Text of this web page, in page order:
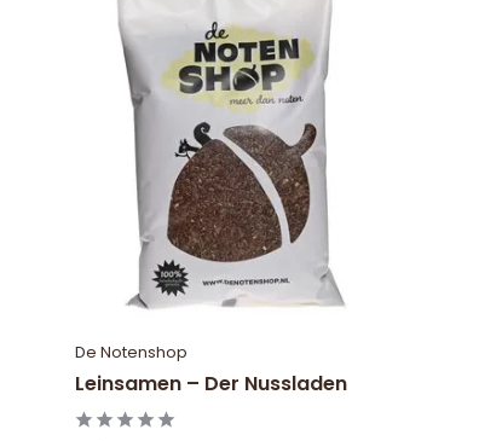
De Notenshop
Leinsamen – Der Nussladen